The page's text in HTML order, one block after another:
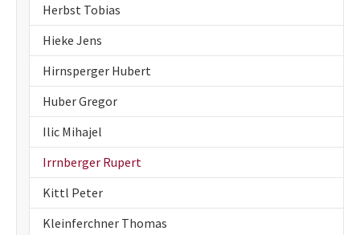
Herbst Tobias
Hieke Jens
Hirnsperger Hubert
Huber Gregor
Ilic Mihajel
Irrnberger Rupert
Kittl Peter
Kleinferchner Thomas